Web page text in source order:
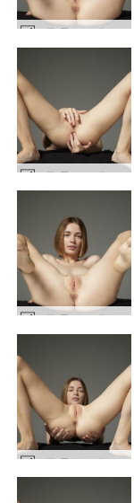
모든 몰로코 에로티카 #11
모든 몰로코 에로티카 #19
모든 몰로코 에로티카 #10
모든 몰로코 에로티카 #14